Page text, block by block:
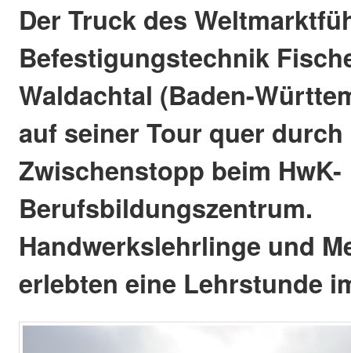
Der Truck des
Befestigungstechnik
Waldachtal (Baden-
auf seiner Tour quer
Zwischenstopp beim HwK-
Berufsbildungszentrum.
Handwerkslehrlinge und
erlebten eine Lehrstunde